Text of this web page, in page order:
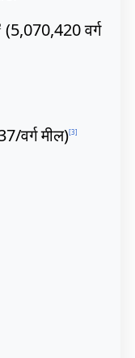
(5,070,420 वर्ग
वर्ग मील)[3]